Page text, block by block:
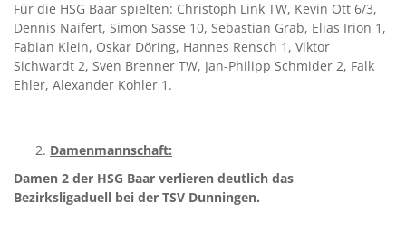
Für die HSG Baar spielten: Christoph Link TW, Kevin Ott 6/3,
Dennis Naifert, Simon Sasse 10, Sebastian Grab, Elias Irion 1,
Fabian Klein, Oskar Döring, Hannes Rensch 1, Viktor
Sichwardt 2, Sven Brenner TW, Jan-Philipp Schmider 2, Falk
Ehler, Alexander Kohler 1.
Damenmannschaft:
Damen 2 der HSG Baar verlieren deutlich das
Bezirksligaduell bei der TSV Dunningen.